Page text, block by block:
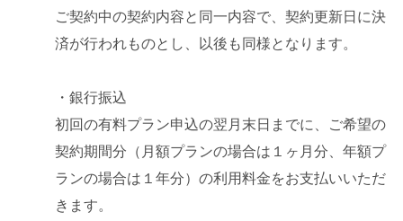
ご契約中の契約内容と同一内容で、契約更新日に決
済が行われものとし、以後も同様となります。
・銀行振込
初回の有料プラン申込の翌月末日までに、ご希望の
契約期間分（月額プランの場合は１ヶ月分、年額プ
ランの場合は１年分）の利用料金をお支払いいただ
きます。